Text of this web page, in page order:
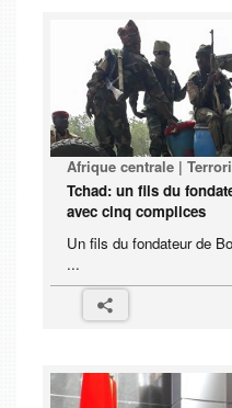
Afrique centrale |
Tchad: un fils du
avec cinq complices
Un fils du fondateur de
...